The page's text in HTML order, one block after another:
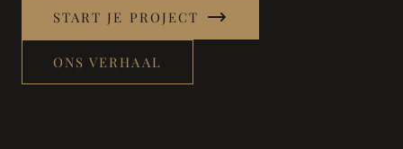
START JE PROJECT
ONS VERHAAL